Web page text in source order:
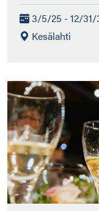
3/5/25 - 12/31/
Kesälahti